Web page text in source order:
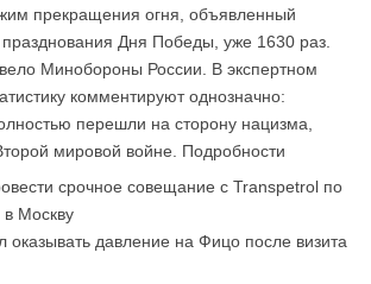
прекращения огня, объявленный
Дня Победы, уже 1630 раз.
Минобороны России. В экспертном
комментируют однозначно:
перешли на сторону нацизма,
мировой войне. Подробности
срочное совещание с Transpetrol по
в Москву
оказывать давление на Фицо после визита